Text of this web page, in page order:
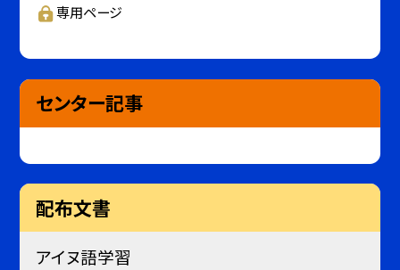
専用ページ
センター記事
配布文書
アイヌ語学習